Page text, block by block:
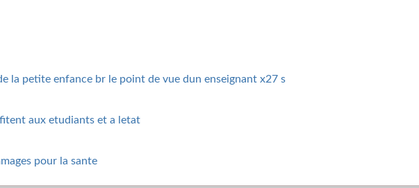
la petite enfance br le point de vue dun enseignant x27 s
aux etudiants et a letat
pour la sante